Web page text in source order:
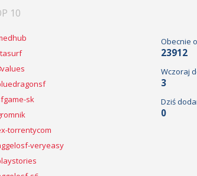
10
sk
torrentycom
veryeasy
Obecnie
23912
Wczoraj
3
Dziś
0